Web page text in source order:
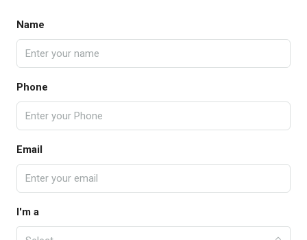
Name
Phone
Email
I'm a